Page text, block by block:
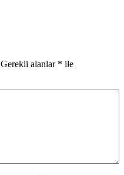
Gerekli alanlar * ile